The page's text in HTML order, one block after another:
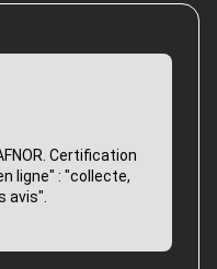
Certification
ligne" : "collecte,
avis".